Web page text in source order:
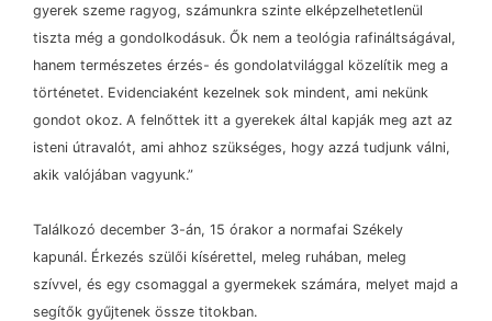
gyerek szeme ragyog, számunkra szinte elképzelhetetlenül
tiszta még a gondolkodásuk. Ők nem a teológia rafináltságával,
hanem természetes érzés- és gondolatvilággal közelítik meg a
történetet. Evidenciaként kezelnek sok mindent, ami nekünk
gondot okoz. A felnőttek itt a gyerekek által kapják meg azt az
isteni útravalót, ami ahhoz szükséges, hogy azzá tudjunk válni,
akik valójában vagyunk.”
Találkozó december 3-án, 15 órakor a normafai Székely
kapunál. Érkezés szülői kísérettel, meleg ruhában, meleg
szívvel, és egy csomaggal a gyermekek számára, melyet majd a
segítők gyűjtenek össze titokban.